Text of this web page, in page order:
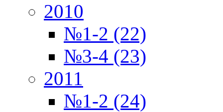
2010
№1-2 (22)
№3-4 (23)
2011
№1-2 (24)